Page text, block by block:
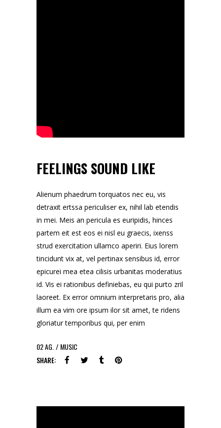
FEELINGS SOUND LIKE
Alienum phaedrum torquatos nec eu, vis
detraxit ertssa periculiser ex, nihil lab etendis
in mei. Meis an pericula es euripidis, hinces
partem eit est eos ei nisl eu graecis, ixenss
strud exercitation ullamco aperiri. Eius lorem
tincidunt vix at, vel pertinax sensibus id, error
epicurei mea etea cilisis urbanitas moderatius
id. Vis ei rationibus definiebas, eu qui purto zril
laoreet. Ex error omnium interpretaris pro, alia
illum ea vim ore ipsum ilor sit amet, te ridens
gloriatur temporibus qui, per enim
02AG.
MUSIC
SHARE: